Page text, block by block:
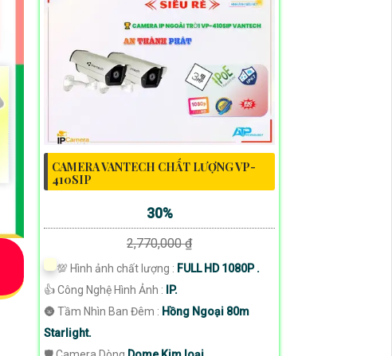
CAMERA VANTECH CHẤT LƯỢNG VP-
410SIP
30%
2,770,000 ₫
💯 Hình ảnh chất lượng : FULL HD 1080P .
👍 Công Nghệ Hình Ảnh :
IP.
🌚 Tầm Nhìn Ban Đêm : Hồng Ngoại 80m
Starlight.